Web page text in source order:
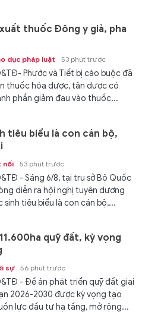
thuốc Đông y giả, pha
dục pháp luật 53 phút trước
Phước và Tiết bị cáo buộc đã
thuốc hóa dược, tân dược có
phần giảm đau vào thuốc...
tiêu biểu là con cán bộ,
nối 53 phút trước
- Sáng 6/8, tại trụ sở Bộ Quốc
diễn ra hội nghị tuyên dương
sinh tiêu biểu là con cán bộ,...
quỹ đất, kỳ vọng
sự 56 phút trước
- Đề án phát triển quỹ đất giai
2026-2030 được kỳ vọng tạo
lực đầu tư hạ tầng, mở rộng...